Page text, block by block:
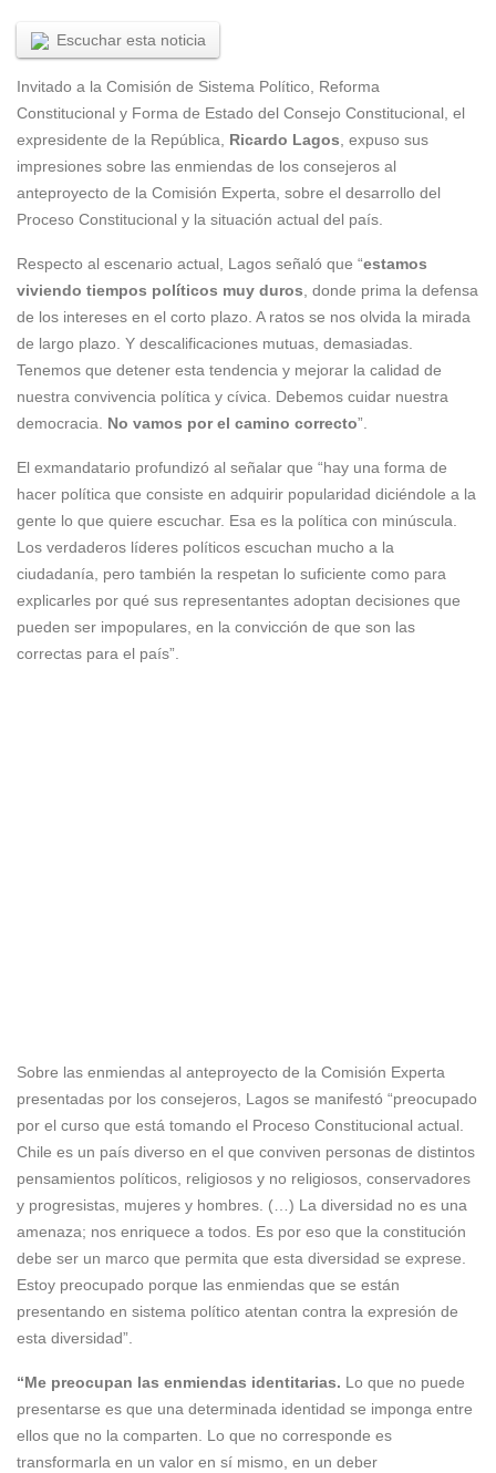
Escuchar esta noticia
Invitado a la Comisión de Sistema Político, Reforma
Constitucional y Forma de Estado del Consejo Constitucional, el
expresidente de la República, Ricardo Lagos, expuso sus
impresiones sobre las enmiendas de los consejeros al
anteproyecto de la Comisión Experta, sobre el desarrollo del
Proceso Constitucional y la situación actual del país.
Respecto al escenario actual, Lagos señaló que “estamos
viviendo tiempos políticos muy duros, donde prima la defensa
de los intereses en el corto plazo. A ratos se nos olvida la mirada
de largo plazo. Y descalificaciones mutuas, demasiadas.
Tenemos que detener esta tendencia y mejorar la calidad de
nuestra convivencia política y cívica. Debemos cuidar nuestra
democracia. No vamos por el camino correcto”.
El exmandatario profundizó al señalar que “hay una forma de
hacer política que consiste en adquirir popularidad diciéndole a la
gente lo que quiere escuchar. Esa es la política con minúscula.
Los verdaderos líderes políticos escuchan mucho a la
ciudadanía, pero también la respetan lo suficiente como para
explicarles por qué sus representantes adoptan decisiones que
pueden ser impopulares, en la convicción de que son las
correctas para el país”.
Sobre las enmiendas al anteproyecto de la Comisión Experta
presentadas por los consejeros, Lagos se manifestó “preocupado
por el curso que está tomando el Proceso Constitucional actual.
Chile es un país diverso en el que conviven personas de distintos
pensamientos políticos, religiosos y no religiosos, conservadores
y progresistas, mujeres y hombres. (…) La diversidad no es una
amenaza; nos enriquece a todos. Es por eso que la constitución
debe ser un marco que permita que esta diversidad se exprese.
Estoy preocupado porque las enmiendas que se están
presentando en sistema político atentan contra la expresión de
esta diversidad”.
“Me preocupan las enmiendas identitarias. Lo que no puede
presentarse es que una determinada identidad se imponga entre
ellos que no la comparten. Lo que no corresponde es
transformarla en un valor en sí mismo, en un deber